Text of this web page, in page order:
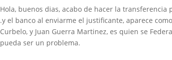
Hola, buenos dias, acabo de hacer la
.y el banco al enviarme el justificante, aparece
Curbelo, y Juan Guerra Martinez, es quien se
pueda ser un problema.